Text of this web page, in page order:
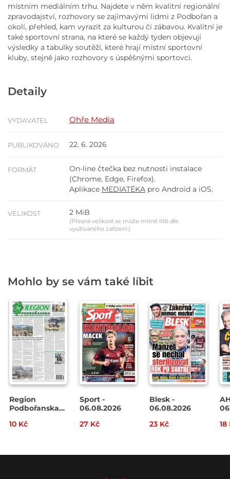
místním mediálním trhu. Najdete v něm kvalitní regionální
zpravodajství, rozhovory se zajímavými lidmi z Podbořan a
okolí, přehled, kam vyrazit za kulturou či zábavou. Kvalitní je
také sportovní strana, na které se každý týden objevují
výsledky a tabulky soutěží, které hrají místní sportovní
kluby, stejně jako rozhovory s úspěšnými sportovci.
Detaily
VYDAVATEL Ohře Media
PUBLIKOVÁNO 22. 6. 2026
FORMÁT
On-line čtečka bez nutnosti instalace
(Chrome, Edge, Firefox).
Aplikace MEDIATÉKA pro Android a iOS.
VELIKOST 2 MiB
(Přesná velikost se může mírně lišit dle
využívaného zařízení.)
Mohlo by se vám také líbit
Region
Podbořanska
10 Kč
Sport -
06.08.2026
27 Kč
Blesk -
06.08.2026
23 Kč
18